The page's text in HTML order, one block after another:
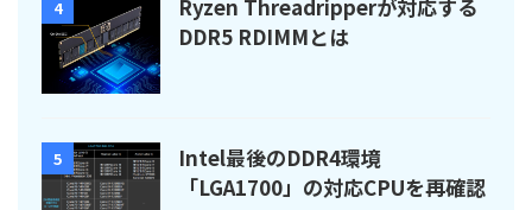
4
Ryzen Threadripperが対応する
DDR5 RDIMMとは
5
Intel最後のDDR4環境
「LGA1700」の対応CPUを再確認